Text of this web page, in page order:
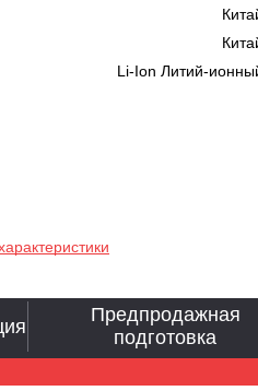
Li-Ion Литий-
Предпродажная
подготовка